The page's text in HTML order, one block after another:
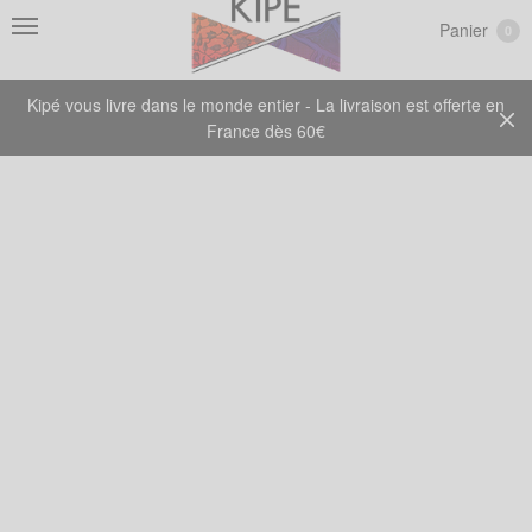
Kipé vous livre dans le monde entier - La livraison est offerte en
France dès 60€
Panier